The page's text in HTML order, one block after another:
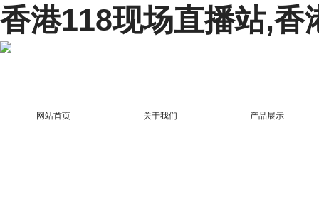
香港118现场直播站,香
网站首页 关于我们 产品展示